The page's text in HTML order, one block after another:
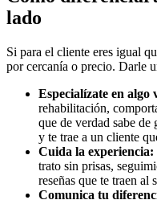
lado
Si para el cliente eres igual
por cercanía o precio. Darle
Especialízate en algo
rehabilitación,
que de verdad sabe
y te trae a un cliente
Cuida la experiencia:
trato sin prisas,
reseñas que te traen al
Comunica tu